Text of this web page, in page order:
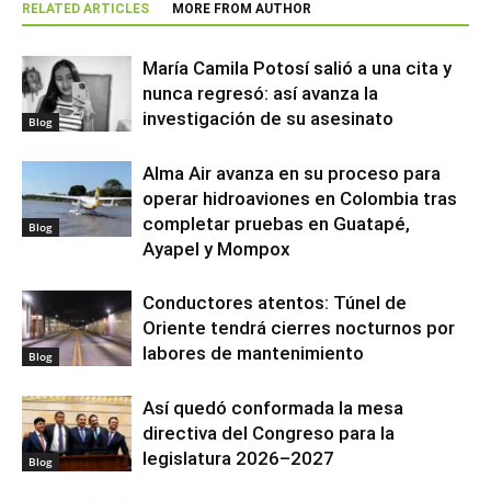
RELATED ARTICLES MORE FROM AUTHOR
Blog
María Camila Potosí salió a una cita y
nunca regresó: así avanza la
investigación de su asesinato
Blog
Alma Air avanza en su proceso para
operar hidroaviones en Colombia tras
completar pruebas en Guatapé,
Ayapel y Mompox
Blog
Conductores atentos: Túnel de
Oriente tendrá cierres nocturnos por
labores de mantenimiento
Blog
Así quedó conformada la mesa
directiva del Congreso para la
legislatura 2026–2027